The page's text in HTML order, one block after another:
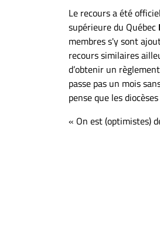
confidentialité
Le recours a été
supérieure du Québec
membres s'y sont
recours similaires
d’obtenir un
passe pas un mois
pense que les
« On est (optimistes)